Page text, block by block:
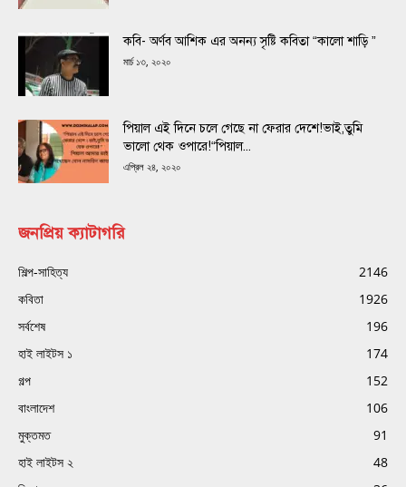
কবি- অর্ণব আশিক এর অনন্য সৃষ্টি কবিতা “কালো শাড়ি ”
মার্চ ১৩, ২০২০
পিয়াল এই দিনে চলে গেছে না ফেরার দেশে!ভাই,তুমি
ভালো থেক ওপারে!“পিয়াল...
এপ্রিল ২৪, ২০২০
জনপ্রিয় ক্যাটাগরি
শিল্প-সাহিত্য
2146
কবিতা
1926
সর্বশেষ
196
হাই লাইটস ১
174
গল্প
152
বাংলাদেশ
106
মুক্তমত
91
হাই লাইটস ২
48